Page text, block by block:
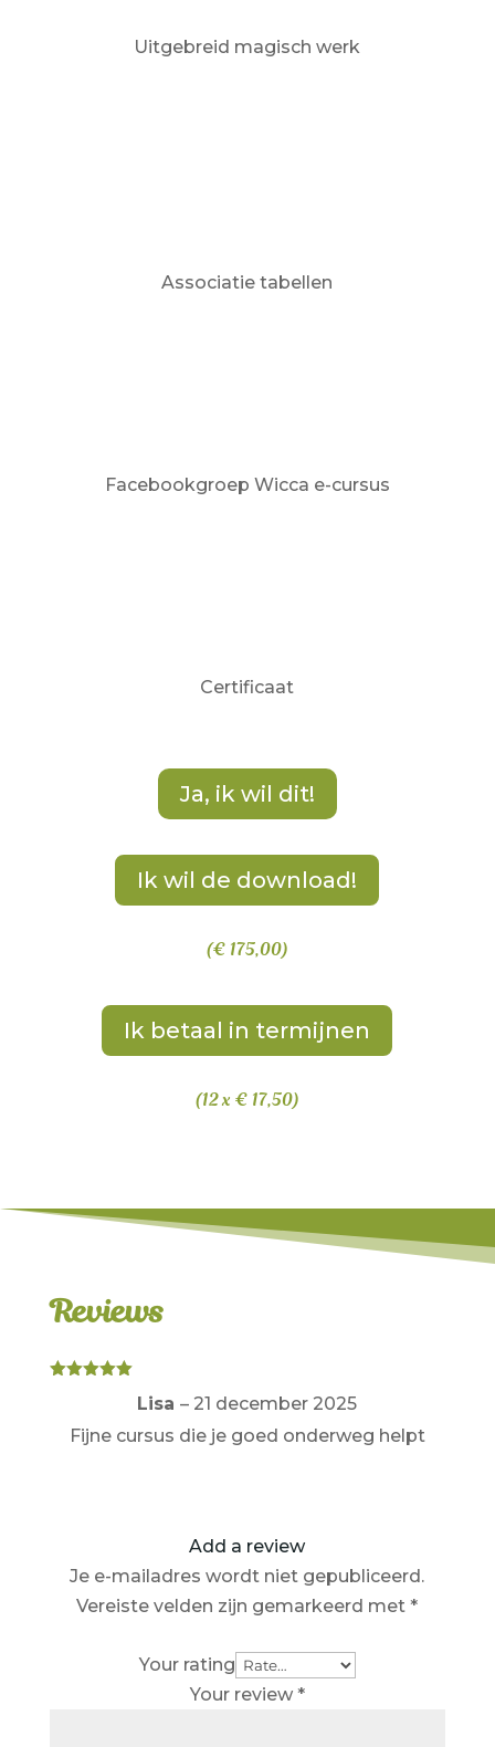
Uitgebreid magisch werk
Associatie tabellen
Facebookgroep Wicca e-cursus
Certificaat
Ja, ik wil dit!
Ik wil de download!
(€ 175,00)
Ik betaal in termijnen
(12 x € 17,50)
Reviews
Lisa– 21 december 2025
Fijne cursus die je goed onderweg helpt
Add a review
Je e-mailadres wordt niet gepubliceerd.
Vereiste velden zijn gemarkeerd met*
Your rating
Your review *